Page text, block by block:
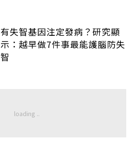
有失智基因注定發病？研究顯
示：越早做7件事最能護腦防失
智